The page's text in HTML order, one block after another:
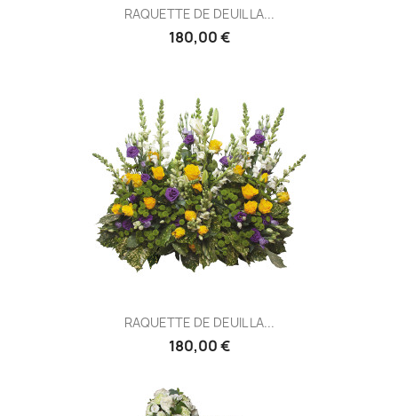
RAQUETTE DE DEUIL LA...
180,00 €
RAQUETTE DE DEUIL LA...
180,00 €